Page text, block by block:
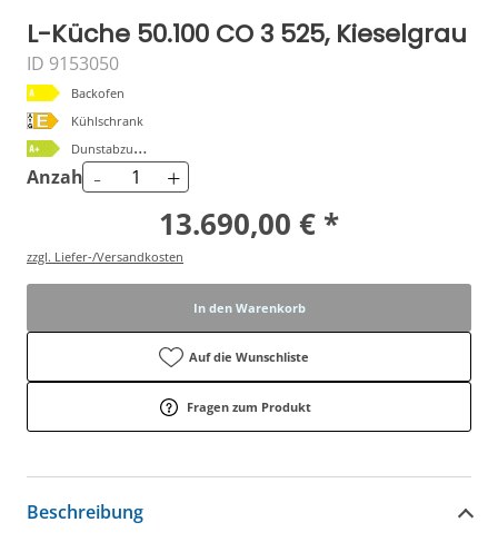
L-Küche 50.100 CO 3 525, Kieselgrau
ID 9153050
Backofen
Kühlschrank
D
unstabzugshaube
Anzahl - +
13.690,00 € *
zzgl. Liefer-/Versandkosten
In den Warenkorb
Auf die Wunschliste
Fragen zum Produkt
Beschreibung